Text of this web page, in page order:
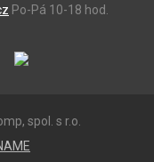
Po-Pá 10-18 hod.
spol. s r.o.